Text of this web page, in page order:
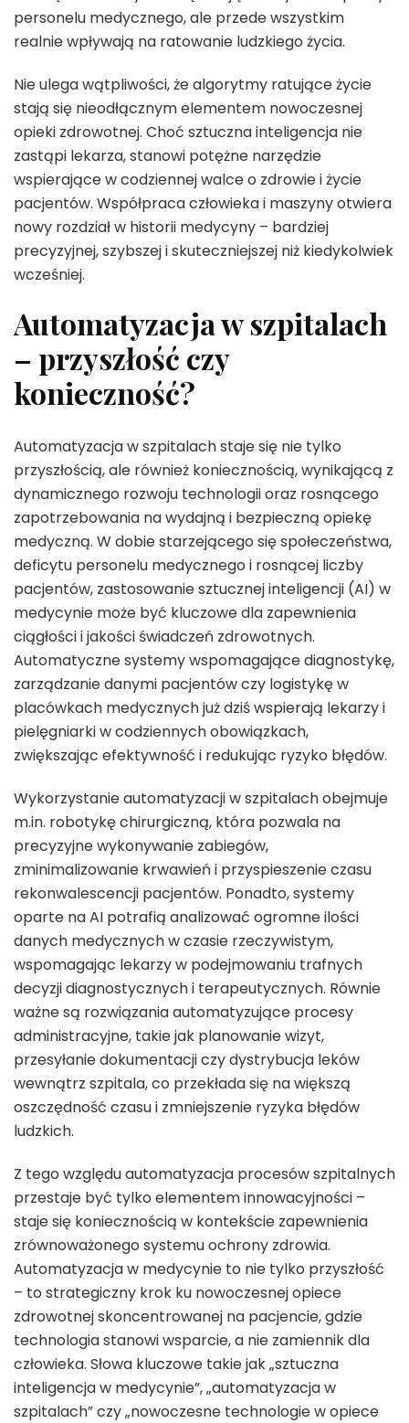
personelu medycznego, ale przede wszystkim
realnie wpływają na ratowanie ludzkiego życia.
Nie ulega wątpliwości, że algorytmy ratujące życie
stają się nieodłącznym elementem nowoczesnej
opieki zdrowotnej. Choć sztuczna inteligencja nie
zastąpi lekarza, stanowi potężne narzędzie
wspierające w codziennej walce o zdrowie i życie
pacjentów. Współpraca człowieka i maszyny otwiera
nowy rozdział w historii medycyny – bardziej
precyzyjnej, szybszej i skuteczniejszej niż kiedykolwiek
wcześniej.
Automatyzacja w szpitalach
– przyszłość czy
konieczność?
Automatyzacja w szpitalach staje się nie tylko
przyszłością, ale również koniecznością, wynikającą z
dynamicznego rozwoju technologii oraz rosnącego
zapotrzebowania na wydajną i bezpieczną opiekę
medyczną. W dobie starzejącego się społeczeństwa,
deficytu personelu medycznego i rosnącej liczby
pacjentów, zastosowanie sztucznej inteligencji (AI) w
medycynie może być kluczowe dla zapewnienia
ciągłości i jakości świadczeń zdrowotnych.
Automatyczne systemy wspomagające diagnostykę,
zarządzanie danymi pacjentów czy logistykę w
placówkach medycznych już dziś wspierają lekarzy i
pielęgniarki w codziennych obowiązkach,
zwiększając efektywność i redukując ryzyko błędów.
Wykorzystanie automatyzacji w szpitalach obejmuje
m.in. robotykę chirurgiczną, która pozwala na
precyzyjne wykonywanie zabiegów,
zminimalizowanie krwawień i przyspieszenie czasu
rekonwalescencji pacjentów. Ponadto, systemy
oparte na AI potrafią analizować ogromne ilości
danych medycznych w czasie rzeczywistym,
wspomagając lekarzy w podejmowaniu trafnych
decyzji diagnostycznych i terapeutycznych. Równie
ważne są rozwiązania automatyzujące procesy
administracyjne, takie jak planowanie wizyt,
przesyłanie dokumentacji czy dystrybucja leków
wewnątrz szpitala, co przekłada się na większą
oszczędność czasu i zmniejszenie ryzyka błędów
ludzkich.
Z tego względu automatyzacja procesów szpitalnych
przestaje być tylko elementem innowacyjności –
staje się koniecznością w kontekście zapewnienia
zrównoważonego systemu ochrony zdrowia.
Automatyzacja w medycynie to nie tylko przyszłość
– to strategiczny krok ku nowoczesnej opiece
zdrowotnej skoncentrowanej na pacjencie, gdzie
technologia stanowi wsparcie, a nie zamiennik dla
człowieka. Słowa kluczowe takie jak „sztuczna
inteligencja w medycynie”, „automatyzacja w
szpitalach” czy „nowoczesne technologie w opiece